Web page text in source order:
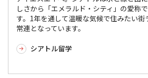
しさから「エメラルド・シティ」の愛称
す。1年を通して温暖な気候で住みたい街
常連となっています。
シアトル留学